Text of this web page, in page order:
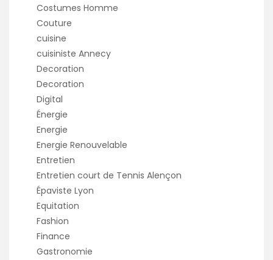
Costumes Homme
Couture
cuisine
cuisiniste Annecy
Decoration
Decoration
Digital
Énergie
Energie
Energie Renouvelable
Entretien
Entretien court de Tennis Alençon
Épaviste Lyon
Equitation
Fashion
Finance
Gastronomie